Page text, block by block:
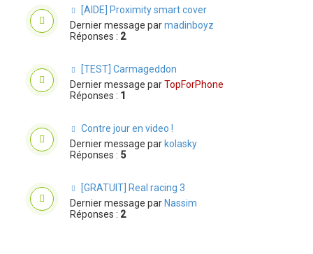
[AIDE] Proximity smart cover
Dernier message parmadinboyz
Réponses : 2
[TEST] Carmageddon
Dernier message parTopForPhone
Réponses : 1
Contre jour en video !
Dernier message par kolasky
Réponses : 5
[GRATUIT] Real racing 3
Dernier message par Nassim
Réponses : 2